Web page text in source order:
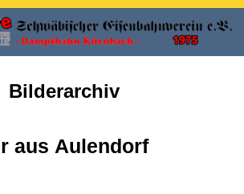
Bilderarchiv
aus Aulendorf